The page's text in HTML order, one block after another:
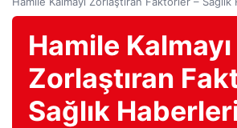
Hamile Kalmayı
Zorlaştıran
Sağlık